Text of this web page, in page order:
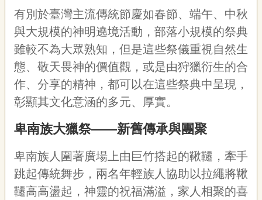
專
區
關
於
我
們
私
宣
告
資
訊
有別於臺灣主流傳統節慶如春節、端午、中秋
與大規模的神明遶境活動，部落小規模的祭典
雖較不為大眾熟知，但是這些祭儀重視自然生
態、敬天畏神的價值觀，或是由狩獵衍生的合
作、分享的精神，都可以在這些祭典中呈現，
彰顯其文化意涵的多元、厚實。
卑南族大獵祭——新舊傳承與團聚
卑南族人圍著廣場上由巨竹搭起的鞦韆，牽手
跳起傳統舞步，兩名年輕族人協助以拉繩將鞦
韆高高盪起，神靈的祝福滿溢，家人相聚的喜